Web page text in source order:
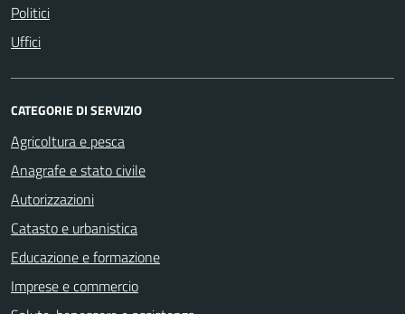
Politici
Uffici
CATEGORIE DI SERVIZIO
Agricoltura e pesca
Anagrafe e stato civile
Autorizzazioni
Catasto e urbanistica
Educazione e formazione
Imprese e commercio